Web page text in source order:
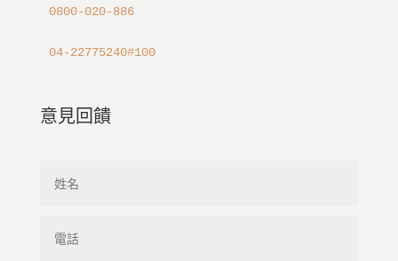
0800-020-886
04-22775240#100
意見回饋